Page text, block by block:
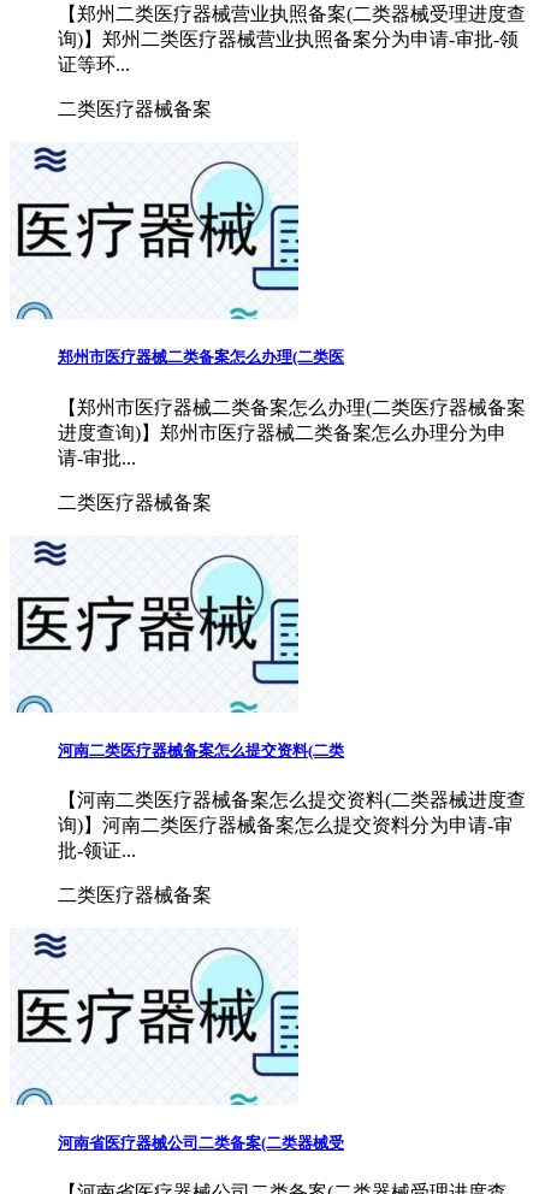
【郑州二类医疗器械营业执照备案(二类器械受理进度查
询)】郑州二类医疗器械营业执照备案分为申请-审批-领
证等环...
二类医疗器械备案
郑州市医疗器械二类备案怎么办理(二类医
【郑州市医疗器械二类备案怎么办理(二类医疗器械备案
进度查询)】郑州市医疗器械二类备案怎么办理分为申
请-审批...
二类医疗器械备案
河南二类医疗器械备案怎么提交资料(二类
【河南二类医疗器械备案怎么提交资料(二类器械进度查
询)】河南二类医疗器械备案怎么提交资料分为申请-审
批-领证...
二类医疗器械备案
河南省医疗器械公司二类备案(二类器械受